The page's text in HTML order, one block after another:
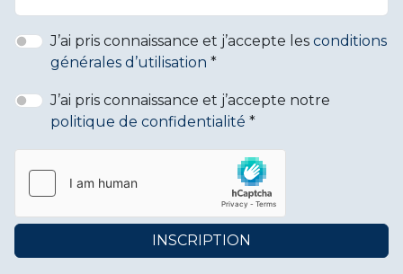
J’ai pris connaissance et j’accepte les conditions
générales d’utilisation
J’ai pris connaissance et j’accepte notre
politique de confidentialité
INSCRIPTION